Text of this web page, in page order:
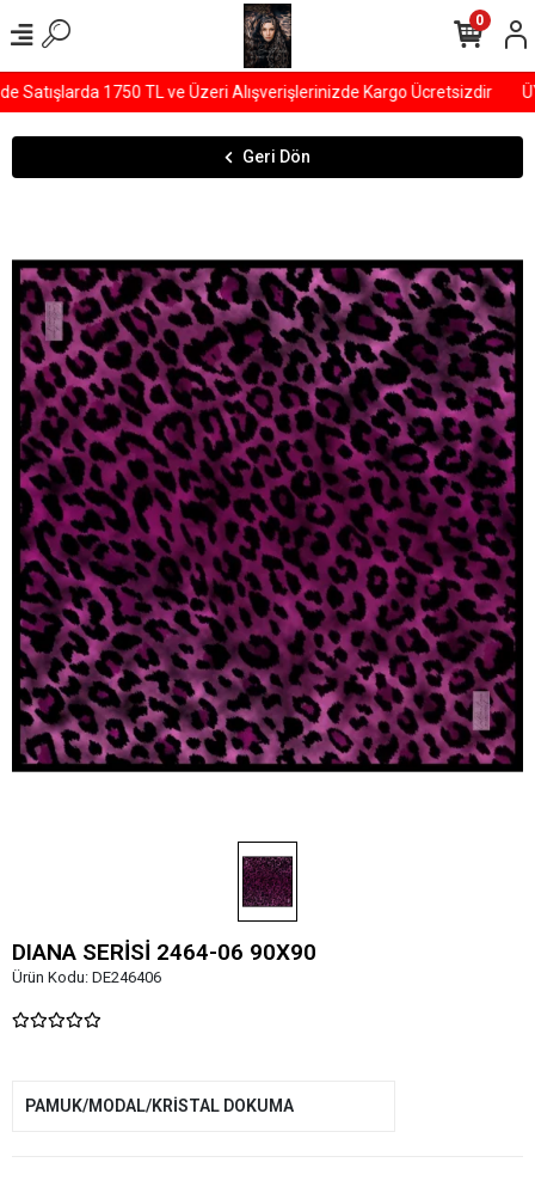
1750 TL ve Üzeri Alışverişlerinizde Kargo Ücretsizdir
0
Geri Dön
DIANA SERİSİ 2464-06 90X90
Ürün Kodu: DE246406
PAMUK/MODAL/KRİSTAL DOKUMA